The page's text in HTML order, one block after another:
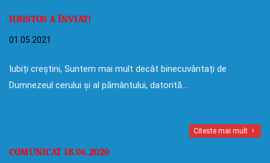
HRISTOS A ÎNVIAT!
01.05.2021
Iubiți creștini, Suntem mai mult decât binecuvântați de
Dumnezeul cerului și al pământului, datorită…
Citeste mai mult
COMUNICAT 18.06.2020